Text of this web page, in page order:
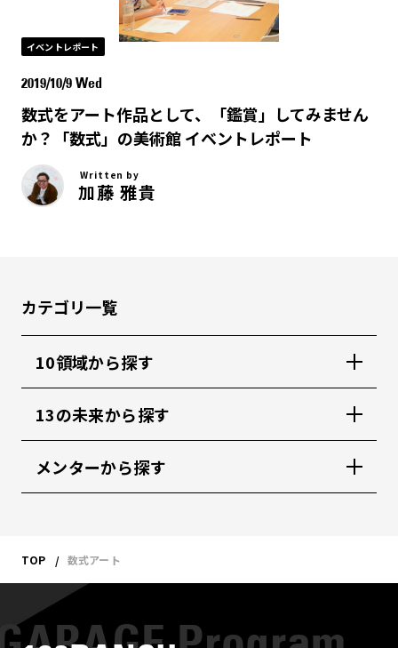
イベントレポート
2019/10/9 Wed
数式をアート作品として、「鑑賞」してみません
か？「数式」の美術館 イベントレポート
Written by
加藤 雅貴
カテゴリ一覧
10領域から探す
13の未来から探す
メンターから探す
TOP 数式アート